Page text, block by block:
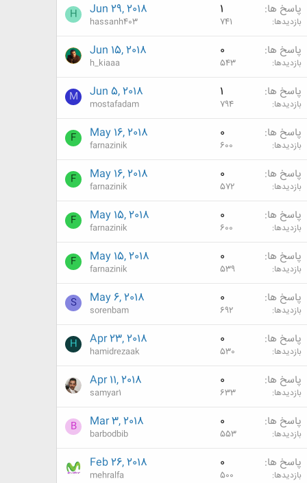
پاسخ ها 1
بازدیدها 741
Jun 29, 2018
hassanh403
H
پاسخ ها 0
بازدیدها 543
Jun 15, 2018
h_kiaaa
پاسخ ها 1
بازدیدها 794
Jun 5, 2018
mostafadam
M
پاسخ ها 0
بازدیدها 600
May 16, 2018
farnazinik
F
پاسخ ها 0
بازدیدها 572
May 16, 2018
farnazinik
F
پاسخ ها 0
بازدیدها 600
May 15, 2018
farnazinik
F
پاسخ ها 0
بازدیدها 539
May 15, 2018
farnazinik
F
پاسخ ها 0
بازدیدها 692
May 6, 2018
sorenbam
S
پاسخ ها 0
بازدیدها 530
Apr 23, 2018
hamidrezaak
H
پاسخ ها 0
بازدیدها 633
Apr 11, 2018
samyar1
پاسخ ها 0
بازدیدها 553
Mar 3, 2018
barbodbib
B
پاسخ ها 0
بازدیدها 500
Feb 26, 2018
mehralfa